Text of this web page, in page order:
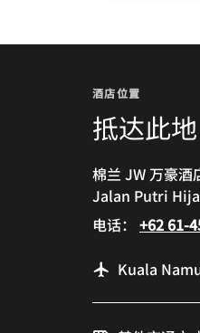
酒店位置
抵达此地
棉兰 JW 万豪酒
Jalan Putri
电话： +62 61-
Kuala